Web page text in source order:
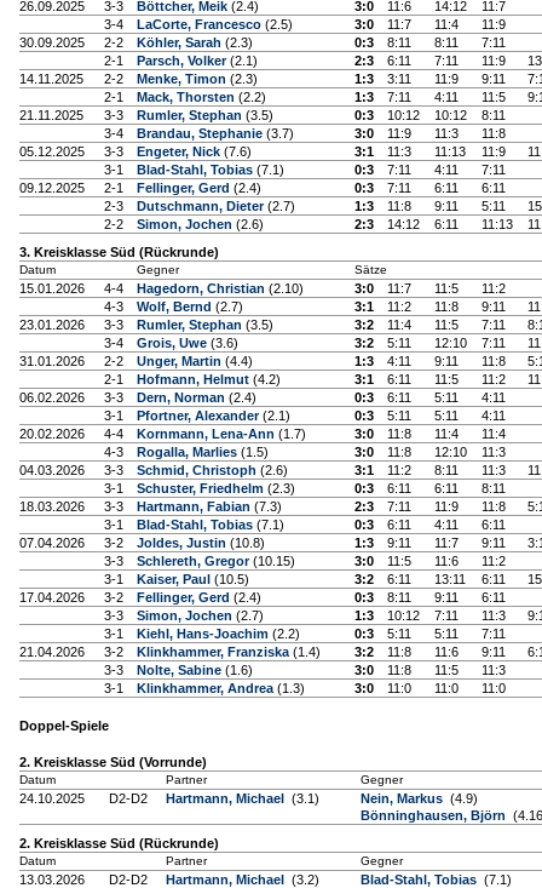
26.09.2025 3-3 Böttcher, Meik (2.4) 3:0 11:6 14:12
11:7
3-4
LaCorte, Francesco (2.5) 3:0 11:7 11:4
11:9
30.09.2025
2-2 Köhler, Sarah (2.3) 0:3 8:11 8:11
7:11
2-1
Parsch, Volker(2.1) 2:3 6:11 7:11 11:9
14.11.2025
2-2 Menke, Timon (2.3) 1:3 3:11 11:9 9:11
2-1
Mack, Thorsten (2.2) 1:3 7:11 4:11 11:5
21.11.2025
3-3 Rumler, Stephan (3.5) 0:3 10:12 10:12
8:11
3-4
Brandau, Stephanie (3.7) 3:0 11:9 11:3
11:8
05.12.2025
3-3 Engeter, Nick (7.6) 3:1 11:3 11:13 11:9
3-1
Blad-Stahl, Tobias (7.1) 0:3 7:11 4:11
7:11
09.12.2025
2-1 Fellinger, Gerd (2.4) 0:3 7:11 6:11
6:11
2-3
Dutschmann, Dieter(2.7) 1:3 11:8 9:11 5:11
2-2
Simon, Jochen (2.6) 2:3 14:12 6:11 11:13
3. Kreisklasse Süd (Rückrunde)
Datum Gegner Sätze
15.01.2026 4-4 Hagedorn, Christian (2.10) 3:0 11:7 11:5
11:2
4-3
Wolf, Bernd (2.7) 3:1 11:2 11:8 9:11
23.01.2026
3-3 Rumler, Stephan (3.5) 3:2 11:4 11:5 7:11
3-4
Grois, Uwe (3.6) 3:2 5:11 12:10 7:11
31.01.2026
2-2 Unger, Martin (4.4) 1:3 4:11 9:11 11:8
2-1
Hofmann, Helmut (4.2) 3:1 6:11 11:5 11:2
06.02.2026
3-3 Dern, Norman (2.4) 0:3 6:11 5:11
4:11
3-1
Pfortner, Alexander(2.1) 0:3 5:11 5:11
4:11
20.02.2026
4-4 Kornmann, Lena-Ann (1.7) 3:0 11:8 11:4
11:4
4-3
Rogalla, Marlies (1.5) 3:0 11:8 12:10
11:3
04.03.2026
3-3 Schmid, Christoph (2.6) 3:1 11:2 8:11 11:3
3-1
Schuster, Friedhelm (2.3) 0:3 6:11 6:11
8:11
18.03.2026
3-3 Hartmann, Fabian (7.3) 2:3 7:11 11:9 11:8
3-1
Blad-Stahl, Tobias (7.1) 0:3 6:11 4:11
6:11
07.04.2026
3-2 Joldes, Justin (10.8) 1:3 9:11 11:7 9:11
3-3
Schlereth, Gregor(10.15) 3:0 11:5 11:6
11:2
3-1
Kaiser, Paul (10.5) 3:2 6:11 13:11 6:11
17.04.2026
3-2 Fellinger, Gerd (2.4) 0:3 8:11 9:11
6:11
3-3
Simon, Jochen (2.7) 1:3 10:12 7:11 11:3
3-1
Kiehl, Hans-Joachim (2.2) 0:3 5:11 5:11
7:11
21.04.2026
3-2 Klinkhammer, Franziska (1.4) 3:2 11:8 11:6 9:11
3-3
Nolte, Sabine (1.6) 3:0 11:8 11:5
11:3
3-1
Klinkhammer, Andrea (1.3) 3:0 11:0 11:0 11:0
Doppel-Spiele
2. Kreisklasse Süd (Vorrunde)
Datum Partner Gegner
24.10.2025 D2-D2 Hartmann, Michael (3.1) Nein, Markus (4.9)
Bönninghausen, Björn
2. Kreisklasse Süd (Rückrunde)
Datum Partner Gegner
13.03.2026 D2-D2 Hartmann, Michael (3.2) Blad-Stahl, Tobias (7.1)